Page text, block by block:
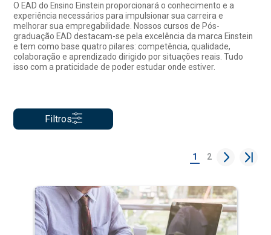
O EAD do Ensino Einstein proporcionará o conhecimento e a
experiência necessários para impulsionar sua carreira e
melhorar sua empregabilidade. Nossos cursos de Pós-
graduação EAD destacam-se pela excelência da marca Einstein
e tem como base quatro pilares: competência, qualidade,
colaboração e aprendizado dirigido por situações reais. Tudo
isso com a praticidade de poder estudar onde estiver.
Filtros
1 2